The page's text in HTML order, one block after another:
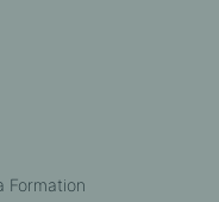
Formation